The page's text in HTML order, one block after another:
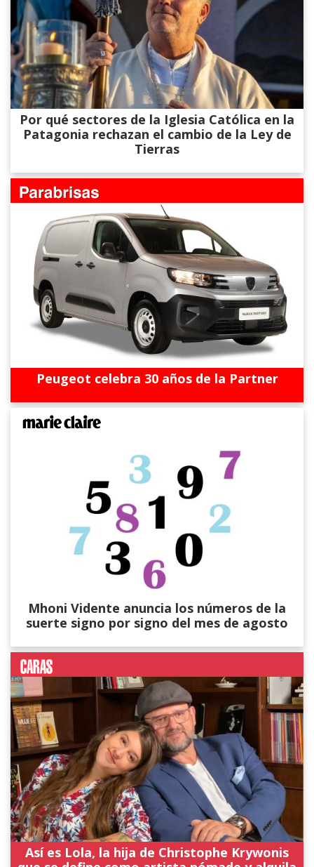
Por qué sectores de la Iglesia Católica en la
Patagonia rechazan el cambio de la Ley de
Tierras
Peugeot celebra 30 años de la Partner
Mhoni Vidente anuncia los números de la
suerte signo por signo del mes de agosto
Así es Lola, la hija de Christophe Krywonis